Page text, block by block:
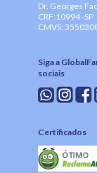
Dr. Georges
CRF:10994 -SP
CMVS:
Siga a
sociais
Certificados